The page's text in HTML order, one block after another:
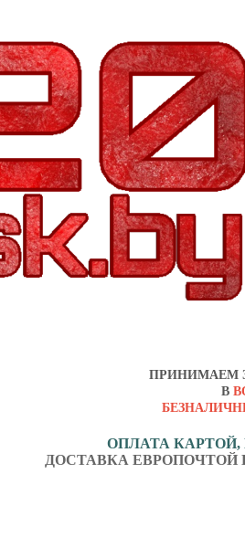
ПРИНИМАЕМ
В
ОПЛАТА
ДОСТАВКА ЕВРОПОЧТОЙ